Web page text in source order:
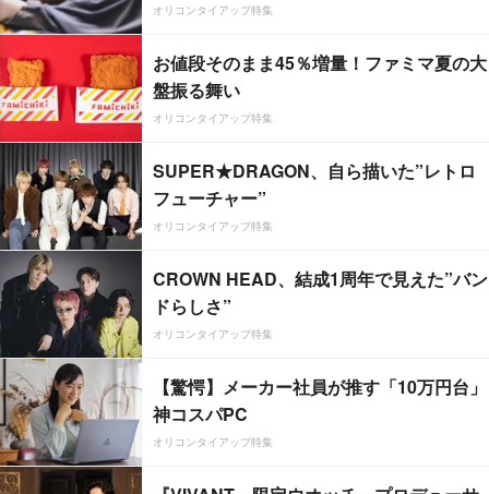
オリコンタイアップ特集
お値段そのまま45％増量！ファミマ夏の大
盤振る舞い
オリコンタイアップ特集
SUPER★DRAGON、自ら描いた”レトロ
フューチャー”
オリコンタイアップ特集
CROWN HEAD、結成1周年で見えた”バン
ドらしさ”
オリコンタイアップ特集
【驚愕】メーカー社員が推す「10万円台」
神コスパPC
オリコンタイアップ特集